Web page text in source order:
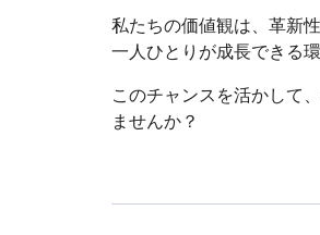
私たちの価値観は、革新
一人ひとりが成長できる
このチャンスを活かして
ませんか？